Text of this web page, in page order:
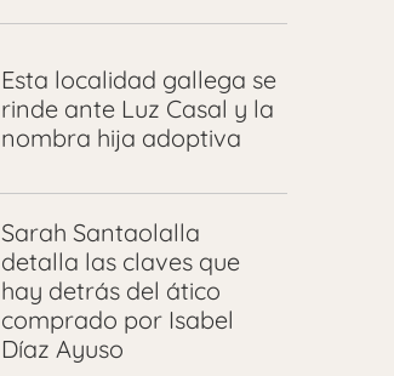
Esta localidad gallega se
rinde ante Luz Casal y la
nombra hija adoptiva
Sarah Santaolalla
detalla las claves que
hay detrás del ático
comprado por Isabel
Díaz Ayuso